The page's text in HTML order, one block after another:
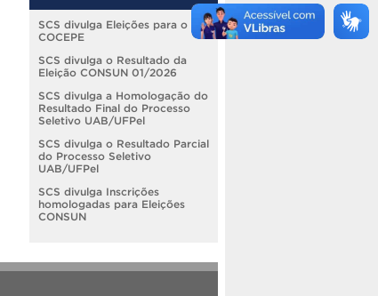
SCS divulga Eleições para o
COCEPE
SCS divulga o Resultado da
Eleição CONSUN 01/2026
SCS divulga a Homologação do
Resultado Final do Processo
Seletivo UAB/UFPel
SCS divulga o Resultado Parcial
do Processo Seletivo
UAB/UFPel
SCS divulga Inscrições
homologadas para Eleições
CONSUN